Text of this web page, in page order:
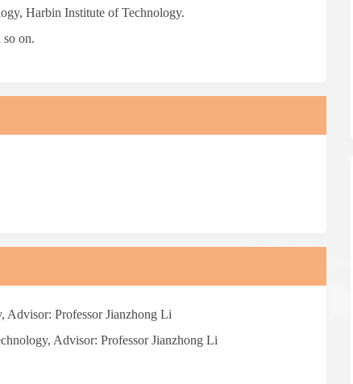
Harbin Institute of Technology.
so on.
Advisor: Professor Jianzhong Li
Advisor: Professor Jianzhong Li